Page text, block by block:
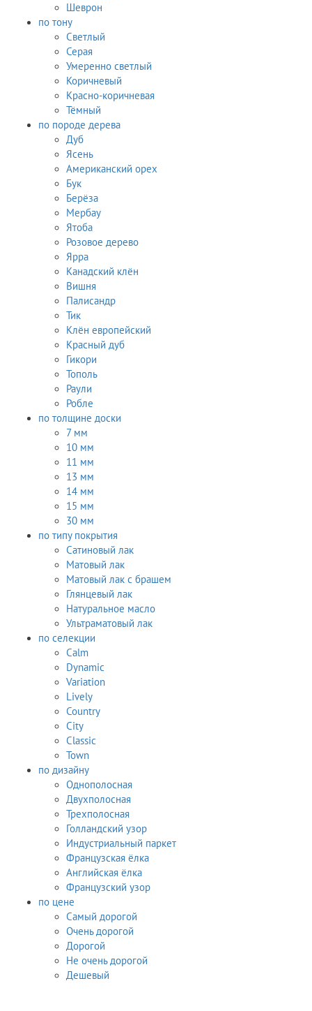
Шеврон
по тону
Светлый
Серая
Умеренно светлый
Коричневый
Красно-коричневая
Тёмный
по породе дерева
Дуб
Ясень
Американский орех
Бук
Берёза
Мербау
Ятоба
Розовое дерево
Ярра
Канадский клён
Вишня
Палисандр
Тик
Клён европейский
Красный дуб
Гикори
Тополь
Раули
Робле
по толщине доски
7 мм
10 мм
11 мм
13 мм
14 мм
15 мм
30 мм
по типу покрытия
Сатиновый лак
Матовый лак
Матовый лак с брашем
Глянцевый лак
Натуральное масло
Ультраматовый лак
по селекции
Calm
Dynamic
Variation
Lively
Country
City
Classic
Town
по дизайну
Однополосная
Двухполосная
Трехполосная
Голландский узор
Индустриальный паркет
Французская ёлка
Английская ёлка
Французский узор
по цене
Самый дорогой
Очень дорогой
Дорогой
Не очень дорогой
Дешевый